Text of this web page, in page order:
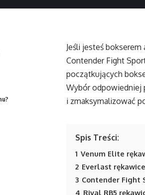
Jeśli jesteś
Contender Fight
początkujących
Wybór odpowiedniej
i zmaksymalizować
Spis Treści:
1 Venum Elite
2 Everlast
3 Contender Fight
4 Rival RB5